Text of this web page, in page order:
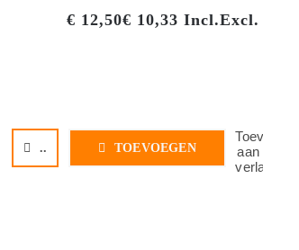
€ 12,50€ 10,33 Incl.Excl.
.. TOEVOEGEN
aan